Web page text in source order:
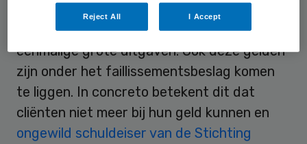
bedoeld om uitgaven voor bijvoorbeeld
kleding te doen of om te sparen voor
eenmalige grote uitgaven. Ook deze gelden
zijn onder het faillissementsbeslag komen
te liggen. In concreto betekent dit dat
cliënten niet meer bij hun geld kunnen en
ongewild schuldeiser van de Stichting
Reject All I Accept